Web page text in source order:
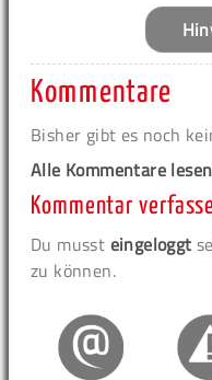
Kommentare
Bisher gibt es noch
Alle Kommentare lesen
Kommentar
Du musst eingeloggt
zu können.